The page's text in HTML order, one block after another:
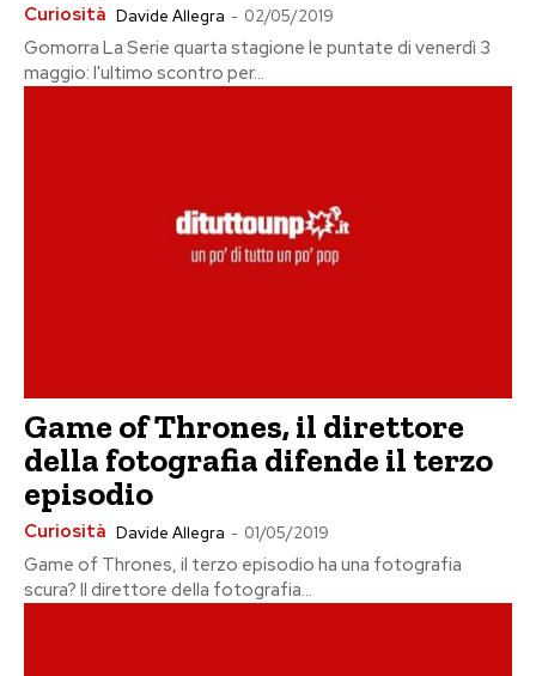
Curiosità Davide Allegra - 02/05/2019
Gomorra La Serie quarta stagione le puntate di venerdì 3
maggio: l'ultimo scontro per...
Game of Thrones, il direttore
della fotografia difende il terzo
episodio
Curiosità Davide Allegra - 01/05/2019
Game of Thrones, il terzo episodio ha una fotografia
scura? Il direttore della fotografia...